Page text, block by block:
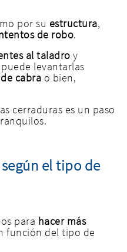
por su estructura,
de robo.
al taladro y
levantarlas
cabra o bien,
cerraduras es un paso
el tipo de
para hacer más
función del tipo de